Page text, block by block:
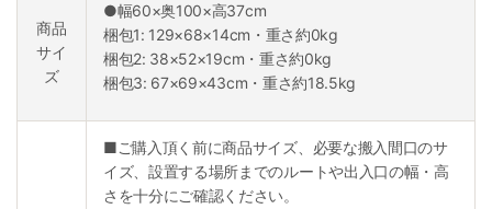
商品
サイ
ズ
●幅60×奥100×高37cm
梱包1: 129×68×14cm・重さ約0kg
梱包2: 38×52×19cm・重さ約0kg
梱包3: 67×69×43cm・重さ約18.5kg
■ご購入頂く前に商品サイズ、必要な搬入間口のサ
イズ、設置する場所までのルートや出入口の幅・高
さを十分にご確認ください。